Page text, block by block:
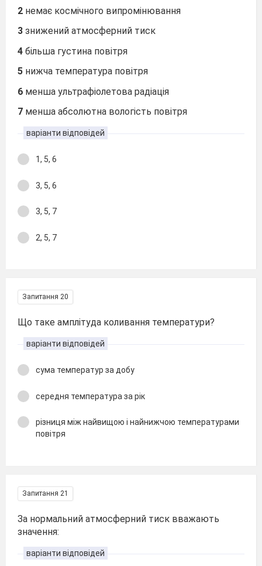
2 немає космічного випромінювання
3 знижений атмосферний тиск
4 більша густина повітря
5 нижча температура повітря
6 менша ультрафіолетова радіація
7 менша абсолютна вологість повітря
варіанти відповідей
1, 5, 6
3, 5, 6
3, 5, 7
2, 5, 7
Запитання 20
Що таке амплітуда коливання температури?
варіанти відповідей
сума температур за добу
середня температура за рік
різниця між найвищою і найнижчою температурами
повітря
Запитання 21
За нормальний атмосферний тиск вважають
значення:
варіанти відповідей